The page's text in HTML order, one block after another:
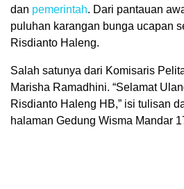
dan pemerintah. Dari pantauan
puluhan karangan bunga ucapan
Risdianto Haleng.
Salah satunya dari Komisaris
Marisha Ramadhini. “Selamat
Risdianto Haleng HB,” isi tulisan
halaman Gedung Wisma Mandar